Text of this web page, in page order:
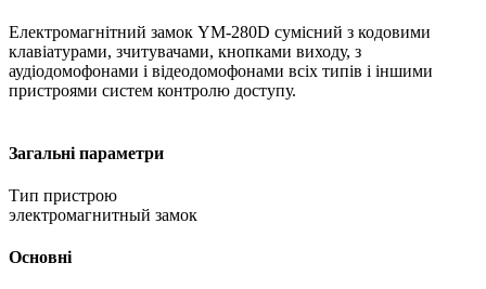
Електромагнітний замок YM-280D сумісний з кодовими
клавіатурами, зчитувачами, кнопками виходу, з
аудіодомофонами і відеодомофонами всіх типів і іншими
пристроями систем контролю доступу.
Загальні параметри
Тип пристрою
электромагнитный замок
Основні